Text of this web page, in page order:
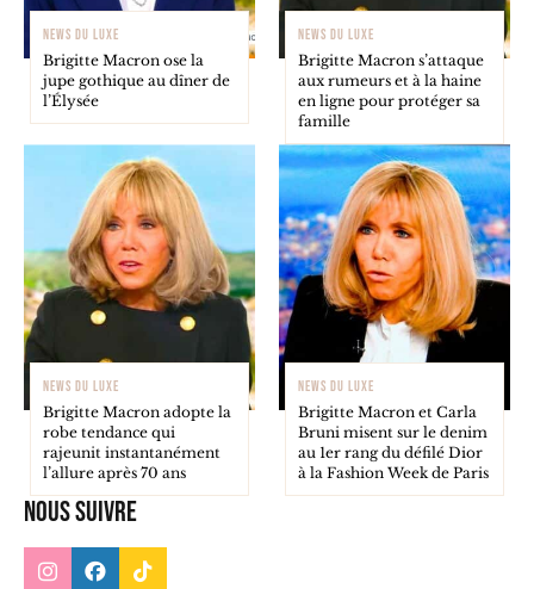
Nous suivre
NEWS DU LUXE
Brigitte Macron ose la
jupe gothique au dîner de
l’Élysée
NEWS DU LUXE
Brigitte Macron s’attaque
aux rumeurs et à la haine
en ligne pour protéger sa
famille
NEWS DU LUXE
Brigitte Macron adopte la
robe tendance qui
rajeunit instantanément
l’allure après 70 ans
NEWS DU LUXE
Brigitte Macron et Carla
Bruni misent sur le denim
au 1er rang du défilé Dior
à la Fashion Week de Paris